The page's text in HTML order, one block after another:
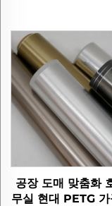
공장 도매 맞춤화
무실 현대 PETG 가